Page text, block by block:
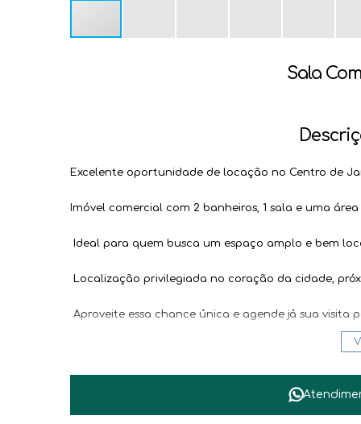
Sala
Excelente oportunidade de locação no Centro de
Imóvel comercial com 2 banheiros, 1 sala e uma
Ideal para quem busca um espaço amplo e bem
Localização privilegiada no coração da cidade,
Aproveite essa chance única e agende já sua visita
Entre em contato conosco e não perca essa
''Demais taxas a serem informados pela imobiliária.